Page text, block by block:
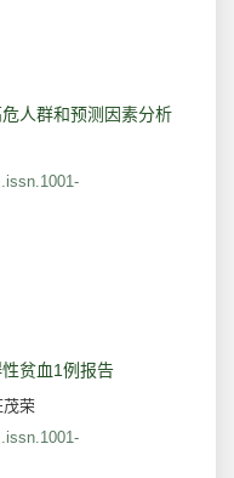
人群和预测因素分析
贫血1例报告
茂荣